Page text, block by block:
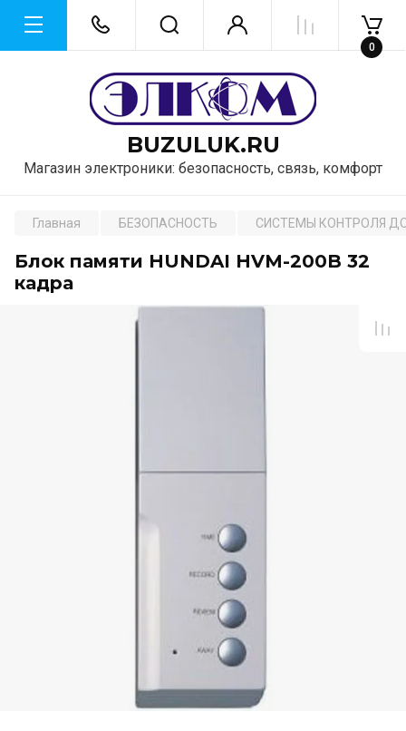
BUZULUK.RU
Магазин электроники: безопасность, связь, комфорт
0
Главная БЕЗОПАСНОСТЬ СИСТЕМЫ КОНТРОЛЯ
Блок памяти HUNDAI HVM-200B 32
кадра